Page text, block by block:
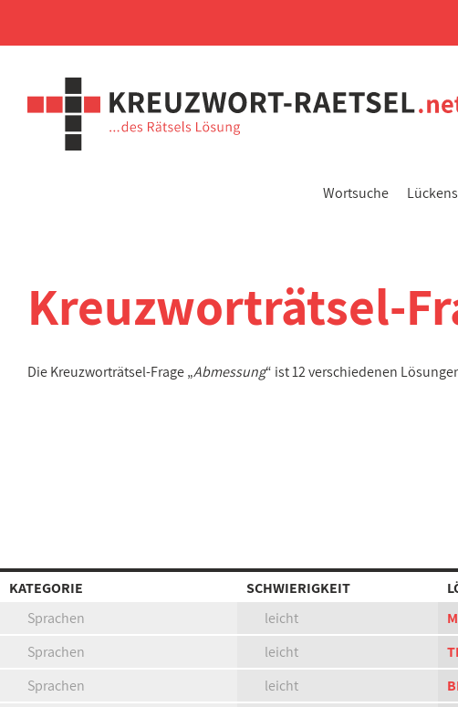
Wortsuche
Kreuzworträtsel-
Die Kreuzworträtsel-Frage „Abmessung“ ist 12 verschiedenen
KATEGORIE SCHWIERIGKEIT
Sprachen
leicht
Sprachen
leicht
Sprachen
leicht